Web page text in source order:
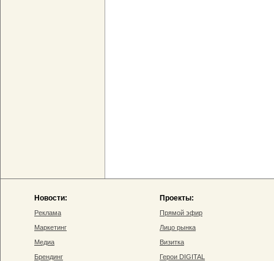
Новости:
Реклама
Маркетинг
Медиа
Брендинг
Проекты:
Прямой эфир
Лицо рынка
Визитка
Герои DIGITAL